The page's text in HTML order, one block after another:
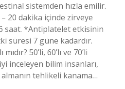
sistemden hızla emilir.
20 dakika içinde zirveye
saat. *Antiplatelet etkisinin
süresi 7 güne kadardır.
50’li, 60’lı ve 70’li
inceleyen bilim insanları,
tehlikeli kanama…